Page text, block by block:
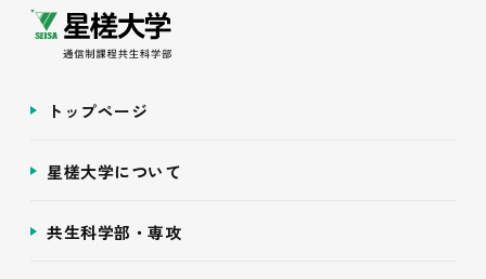
トップページ
星槎大学について
共生科学部・専攻